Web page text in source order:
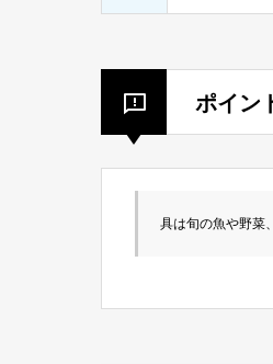
ポイン
具は旬の魚や野菜